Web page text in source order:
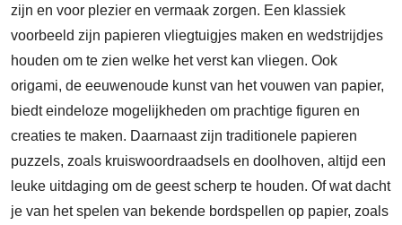
zijn en voor plezier en vermaak zorgen. Een klassiek
voorbeeld zijn papieren vliegtuigjes maken en wedstrijdjes
houden om te zien welke het verst kan vliegen. Ook
origami, de eeuwenoude kunst van het vouwen van papier,
biedt eindeloze mogelijkheden om prachtige figuren en
creaties te maken. Daarnaast zijn traditionele papieren
puzzels, zoals kruiswoordraadsels en doolhoven, altijd een
leuke uitdaging om de geest scherp te houden. Of wat dacht
je van het spelen van bekende bordspellen op papier, zoals